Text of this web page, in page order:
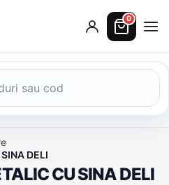
0
DELI
CU SINA DELI